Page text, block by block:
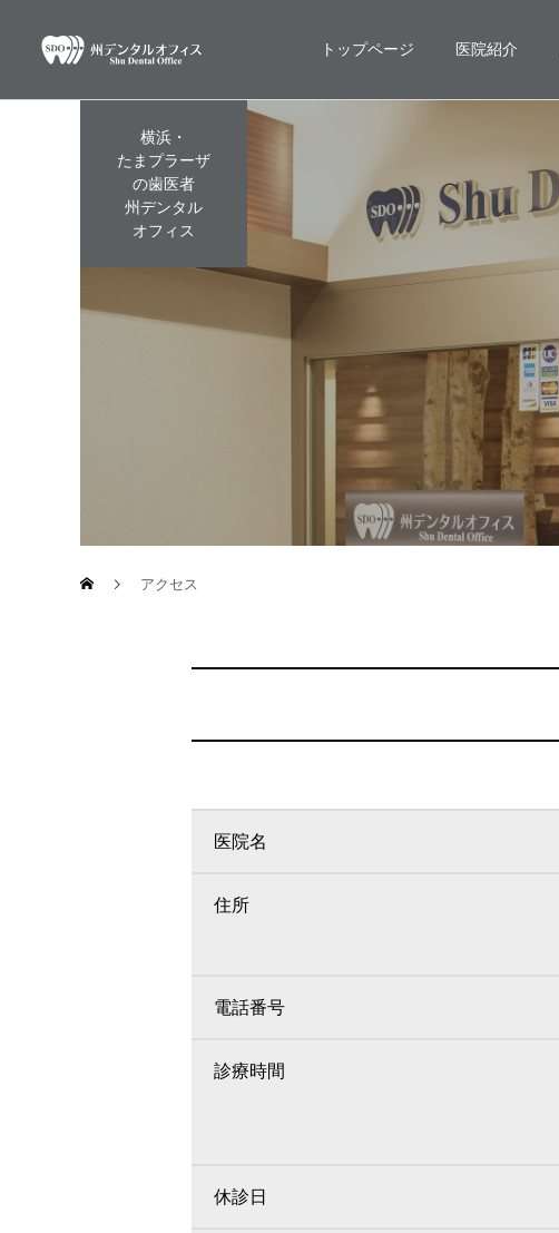
トップページ 医院紹介
横浜・
たまプラーザ
の歯医者
州デンタル
オフィス
アクセス
医院名
住所
電話番号
診療時間
休診日